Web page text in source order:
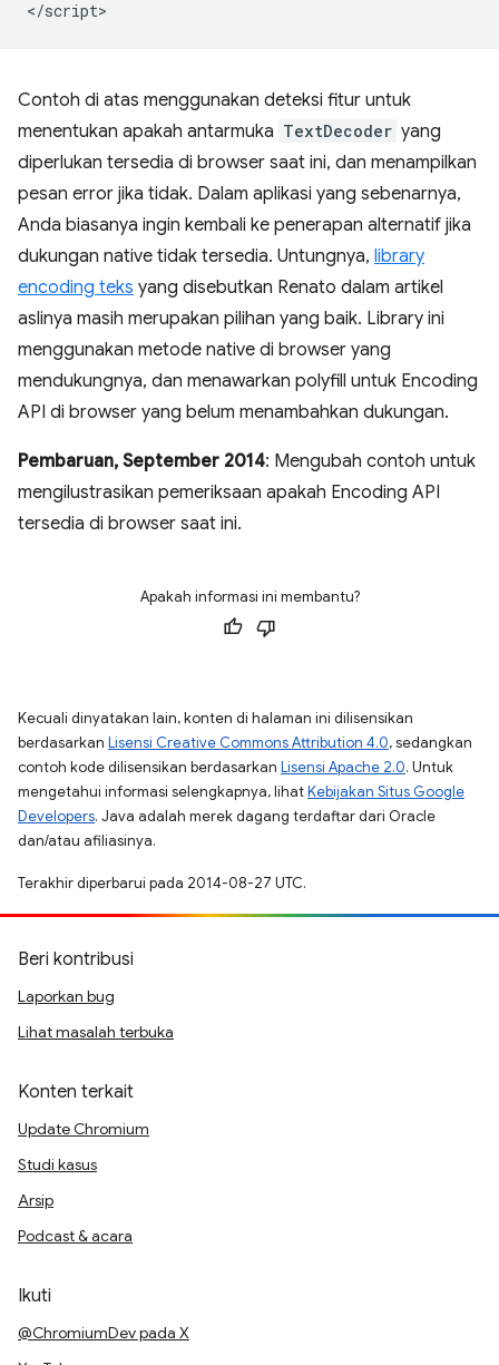
Contoh di atas menggunakan deteksi fitur untuk
menentukan apakah antarmuka TextDecoder yang
diperlukan tersedia di browser saat ini, dan menampilkan
pesan error jika tidak. Dalam aplikasi yang sebenarnya,
Anda biasanya ingin kembali ke penerapan alternatif jika
dukungan native tidak tersedia. Untungnya, library
encoding teks yang disebutkan Renato dalam artikel
aslinya masih merupakan pilihan yang baik. Library ini
menggunakan metode native di browser yang
mendukungnya, dan menawarkan polyfill untuk Encoding
API di browser yang belum menambahkan dukungan.
Pembaruan, September 2014: Mengubah contoh untuk
mengilustrasikan pemeriksaan apakah Encoding API
tersedia di browser saat ini.
Apakah informasi ini membantu?
Kecuali dinyatakan lain, konten di halaman ini dilisensikan
berdasarkan Lisensi Creative Commons Attribution 4.0, sedangkan
contoh kode dilisensikan berdasarkan Lisensi Apache 2.0. Untuk
mengetahui informasi selengkapnya, lihatKebijakan Situs Google
Developers. Java adalah merek dagang terdaftar dari Oracle
dan/atau afiliasinya.
Terakhir diperbarui pada 2014-08-27 UTC.
Beri kontribusi
Laporkan bug
Lihat masalah terbuka
Konten terkait
Update Chromium
Studi kasus
Arsip
Podcast & acara
Ikuti
@ChromiumDev pada X